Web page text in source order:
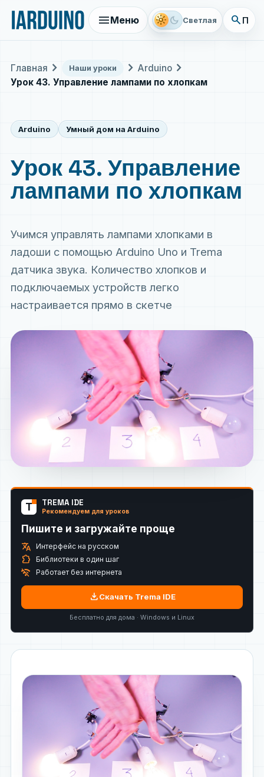
menuМеню light_mode dark_mode Светлая search
Главная chevron_right Наши уроки chevron_right Arduino chevron_right
Урок 43. Управление лампами по хлопкам
Arduino Умный дом на Arduino
Урок 43. Управление
лампами по хлопкам
Учимся управлять лампами хлопками в
ладоши с помощью Arduino Uno и Trema
датчика звука. Количество хлопков и
подключаемых устройств легко
настраивается прямо в скетче
T TREMA IDE
Рекомендуем для уроков
Пишите и загружайте проще
translate Интерфейс на русском
extension Библиотеки в один шаг
wifi_off Работает без интернета
downloadСкачать Trema IDE
Бесплатно для дома · Windows и Linux